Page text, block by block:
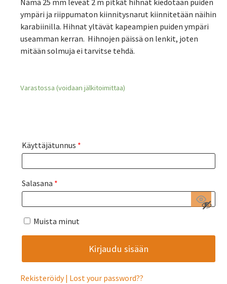
ympäri ja riippumaton kiinnitysnarut kiinnitetään näihin
karabiinilla. Hihnat yltävät kapeampien puiden ympäri
useamman kerran. Hihnojen päissä on lenkit, joten
mitään solmuja ei tarvitse tehdä.
Varastossa (voidaan jälkitoimittaa)
Käyttäjätunnus *
Salasana *
Muista minut
Rekisteröidy Lost your password?